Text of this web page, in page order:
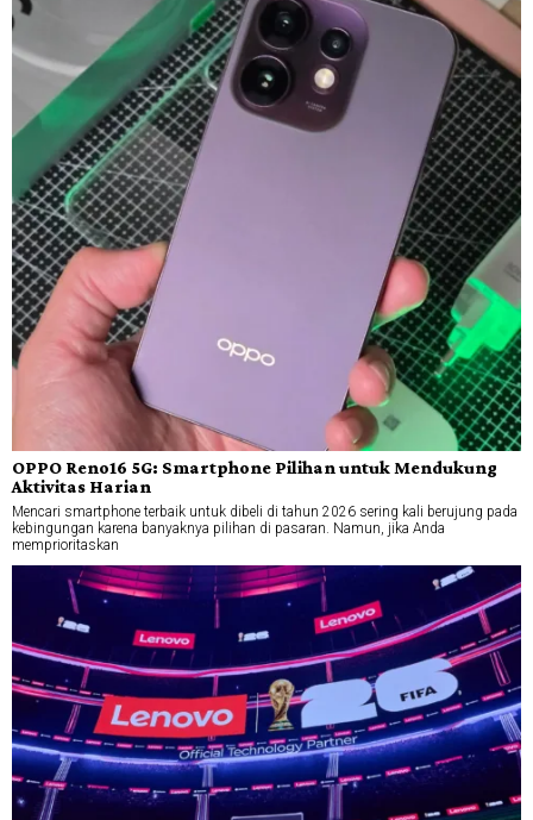
OPPO Reno16 5G: Smartphone Pilihan untuk Mendukung
Aktivitas Harian
Mencari smartphone terbaik untuk dibeli di tahun 2026 sering kali berujung pada
kebingungan karena banyaknya pilihan di pasaran. Namun, jika Anda
memprioritaskan